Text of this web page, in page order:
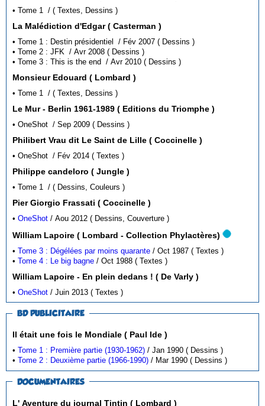
• Tome 1 / ( Textes, Dessins )
La Malédiction d'Edgar ( Casterman )
• Tome 1 : Destin présidentiel / Fév 2007 ( Dessins )
• Tome 2 : JFK / Avr 2008 ( Dessins )
• Tome 3 : This is the end / Avr 2010 ( Dessins )
Monsieur Edouard ( Lombard )
• Tome 1 / ( Textes, Dessins )
Le Mur - Berlin 1961-1989 ( Editions du Triomphe )
• OneShot / Sep 2009 ( Dessins )
Philibert Vrau dit Le Saint de Lille ( Coccinelle )
• OneShot / Fév 2014 ( Textes )
Philippe candeloro ( Jungle )
• Tome 1 / ( Dessins, Couleurs )
Pier Giorgio Frassati ( Coccinelle )
•OneShot / Aou 2012 ( Dessins, Couverture )
William Lapoire ( Lombard - Collection Phylactères)
•Tome 3 : Dégélées par moins quarante
/ Oct 1987 ( Textes )
•Tome 4 : Le big bagne / Oct 1988 ( Textes )
William Lapoire - En plein dedans ! ( De Varly )
•OneShot / Juin 2013 ( Textes )
BD PUBLICITAIRE
Il était une fois le Mondiale ( Paul Ide )
•Tome 1 : Première partie (1930-1962)
/ Jan 1990 ( Dessins )
•Tome 2 : Deuxième partie (1966-1990) / Mar 1990 ( Dessins )
DOCUMENTAIRES
L' Aventure du journal Tintin ( Lombard )